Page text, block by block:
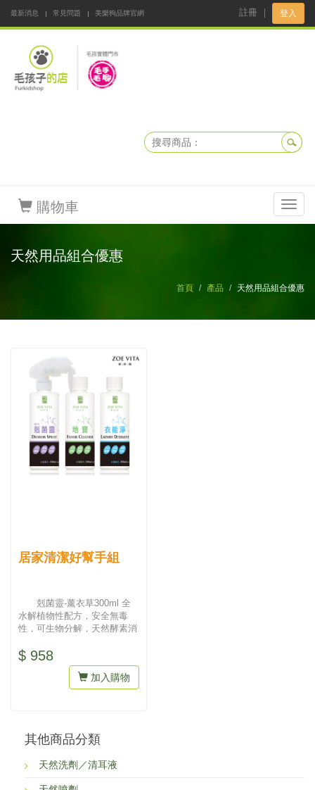
最新消息 常見問題
美樂狗品牌官網
註冊 登入
購物車
天然用品組合優惠
首頁 產品 天然用品組合優惠
居家清潔好幫手組
剋菌靈-薰衣草300ml 全
水解植物性配方，安全無毒
性，可生物分解，天然酵素消
$ 958
加入購物
其他商品分類
天然洗劑／清耳液